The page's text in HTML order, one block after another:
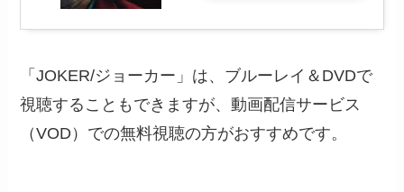
「JOKER/ジョーカー」は、ブルーレイ＆DVDで
視聴することもできますが、動画配信サービス
（VOD）での無料視聴の方がおすすめです。